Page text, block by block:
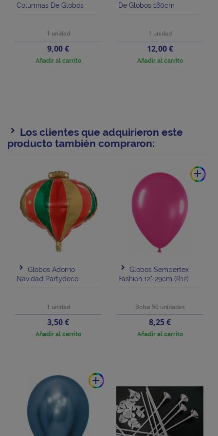
Columnas De Globos
1 unidad
Precio
9,00 €
Añadir al carrito
De Globos 160cm
1 unidad
Precio
12,00 €
Añadir al carrito
Los clientes que adquirieron este
producto también compraron:
Globos Adorno
Navidad Partydeco
1 unidad
Precio
3,50 €
Añadir al carrito
add
Globos Sempertex
Fashion 12"-29cm (R12)
Bolsa 50 unidades
Precio
8,25 €
Añadir al carrito
add